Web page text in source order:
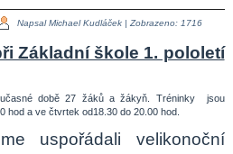
Napsal Michael Kudláček | Zobrazeno: 1716
Základní škole 1. pololetí
době 27 žáků a žákyň. Tréninky jsou
hod a ve čtvrtek od18.30 do 20.00 hod.
uspořádali velikonoční